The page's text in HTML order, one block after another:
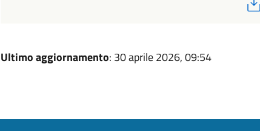
Ultimo aggiornamento: 30 aprile 2026, 09:54